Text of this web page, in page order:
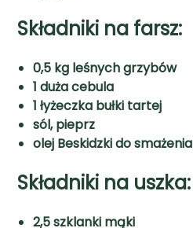
Składniki na farsz:
0,5 kg leśnych grzybów
1 duża cebula
1 łyżeczka bułki tartej
sól, pieprz
olej Beskidzki do smażenia
Składniki na uszka:
2,5 szklanki mąki